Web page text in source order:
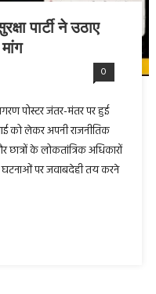
पार्टी ने उठाए
0
पोस्टर जंतर-मंतर पर हुई
को लेकर अपनी राजनीतिक
छात्रों के लोकतांत्रिक अधिकारों
घटनाओं पर जवाबदेही तय करने